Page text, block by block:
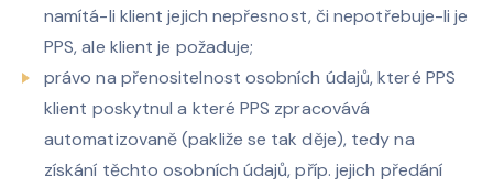
namítá-li klient jejich nepřesnost, či nepotřebuje-li je
PPS, ale klient je požaduje;
právo na přenositelnost osobních údajů, které PPS
klient poskytnul a které PPS zpracovává
automatizovaně (pakliže se tak děje), tedy na
získání těchto osobních údajů, příp. jejich předání